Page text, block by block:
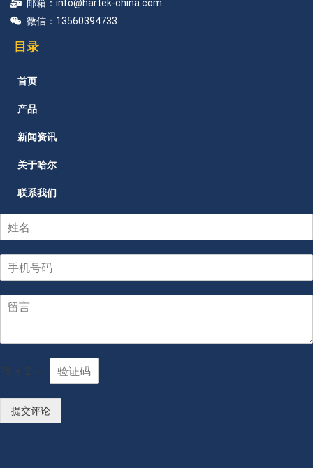
邮箱：info@hartek-china.com
微信：13560394733
目录
首页
产品
新闻资讯
关于哈尔
联系我们
15 * 2 =
提交评论